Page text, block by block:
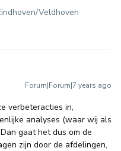
Veldhoven
Forum|Forum|7 years ago
verbeteracties in,
analyses (waar wij als
gaat het dus om de
zijn door de afdelingen,